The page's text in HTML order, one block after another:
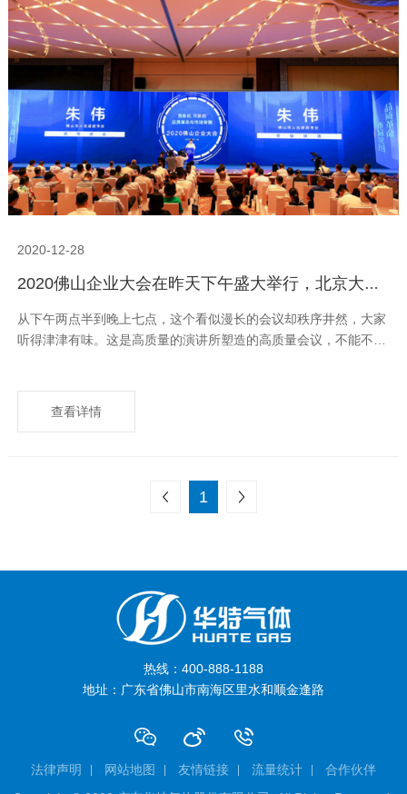
2020-12-28
2020佛山企业大会在昨天下午盛大举行，北京大学国家发展研究院教授周其仁现场以《突围再登攀》为题发表主旨演讲。这次会议是疫情期间佛山最有营养的会议
从下午两点半到晚上七点，这个看似漫长的会议却秩序井然，大家
听得津津有味。这是高质量的演讲所塑造的高质量会议，不能不
查看详情
1
下一页
热线：400-888-1188
地址：广东省佛山市南海区里水和顺金逢路
法律声明 网站地图 友情链接 流量统计
合作伙伴